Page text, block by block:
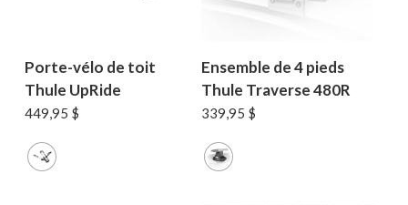
Porte-vélo de toit
Thule UpRide
449,95 $
Ensemble de 4 pieds
Thule Traverse 480R
339,95 $